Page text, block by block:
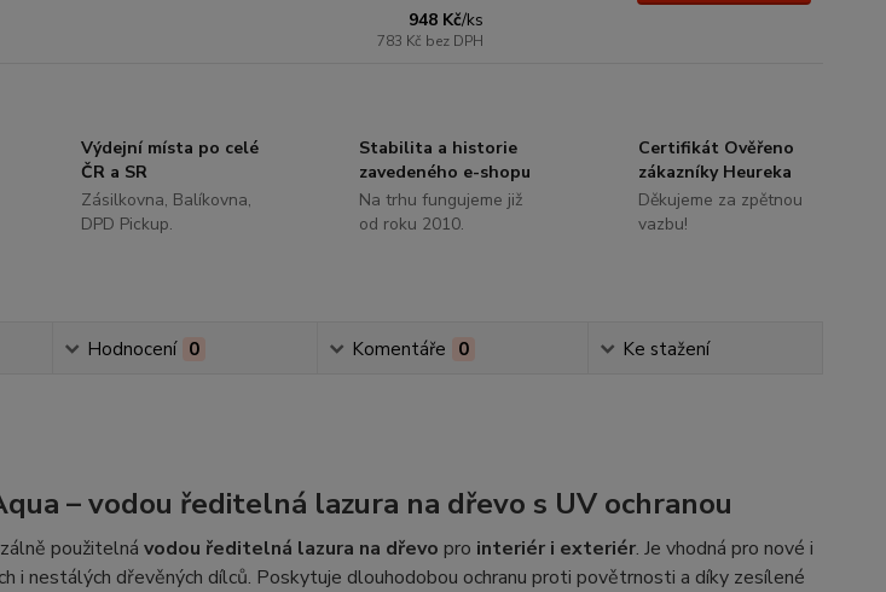
948 Kč/ks
783 Kč bez DPH
Výdejní místa po celé
ČR a SR
Zásilkovna, Balíkovna,
DPD Pickup.
Stabilita a historie
zavedeného e-shopu
Na trhu fungujeme již
od roku 2010.
Certifikát Ověřeno
zákazníky Heureka
Děkujeme za zpětnou
vazbu!
Hodnocení 0 Komentáře 0 Ke stažení
– vodou ředitelná lazura na dřevo s UV ochranou
použitelná vodou ředitelná lazura na dřevo pro interiér i exteriér. Je vhodná pro nové i
i nestálých dřevěných dílců. Poskytuje dlouhodobou ochranu proti povětrnosti a díky zesílené